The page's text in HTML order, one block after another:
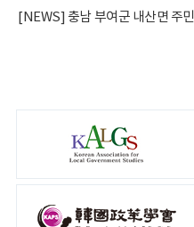
[NEWS] 충남 부여군 내산면 주